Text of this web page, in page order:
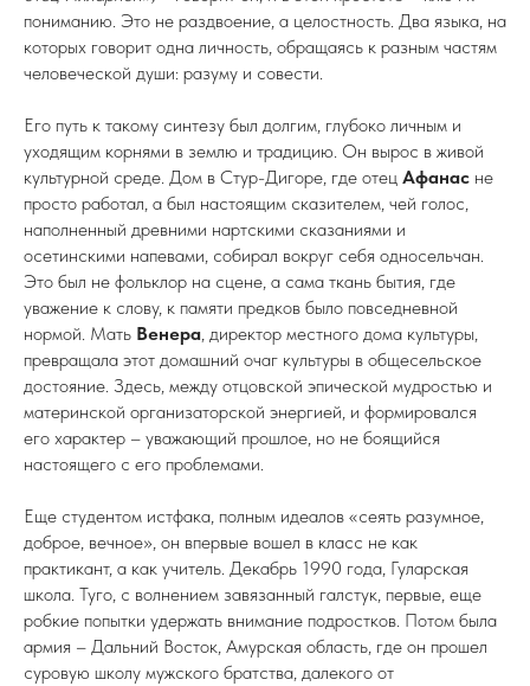
пониманию. Это не раздвоение, а целостность. Два языка, на
которых говорит одна личность, обращаясь к разным частям
человеческой души: разуму и совести.
Его путь к такому синтезу был долгим, глубоко личным и
уходящим корнями в землю и традицию. Он вырос в живой
культурной среде. Дом в Стур-Дигоре, где отец Афанас не
просто работал, а был настоящим сказителем, чей голос,
наполненный древними нартскими сказаниями и
осетинскими напевами, собирал вокруг себя односельчан.
Это был не фольклор на сцене, а сама ткань бытия, где
уважение к слову, к памяти предков было повседневной
нормой. Мать Венера, директор местного дома культуры,
превращала этот домашний очаг культуры в общесельское
достояние. Здесь, между отцовской эпической мудростью и
материнской организаторской энергией, и формировался
его характер – уважающий прошлое, но не боящийся
настоящего с его проблемами.
Еще студентом истфака, полным идеалов «сеять разумное,
доброе, вечное», он впервые вошел в класс не как
практикант, а как учитель. Декабрь 1990 года, Гуларская
школа. Туго, с волнением завязанный галстук, первые, еще
робкие попытки удержать внимание подростков. Потом была
армия – Дальний Восток, Амурская область, где он прошел
суровую школу мужского братства, далекого от